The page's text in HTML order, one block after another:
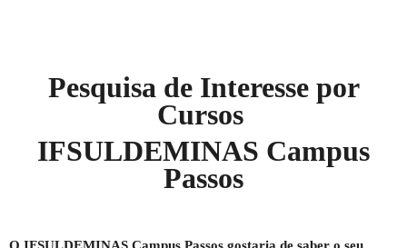
Pesquisa de Interesse por
Cursos
IFSULDEMINAS Campus
Passos